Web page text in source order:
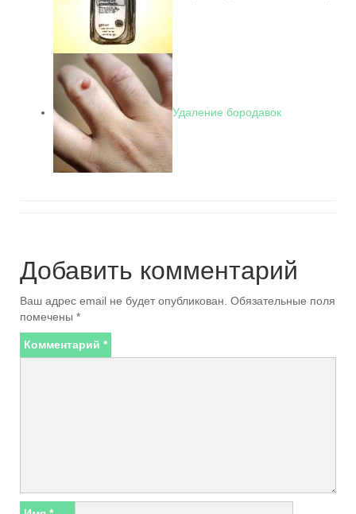
Удаление бородавок
Добавить комментарий
Ваш адрес email не будет опубликован. Обязательные поля
помечены *
Комментарий *